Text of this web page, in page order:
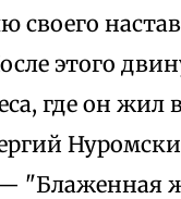
своего
этого
где он жил
"Блаженная